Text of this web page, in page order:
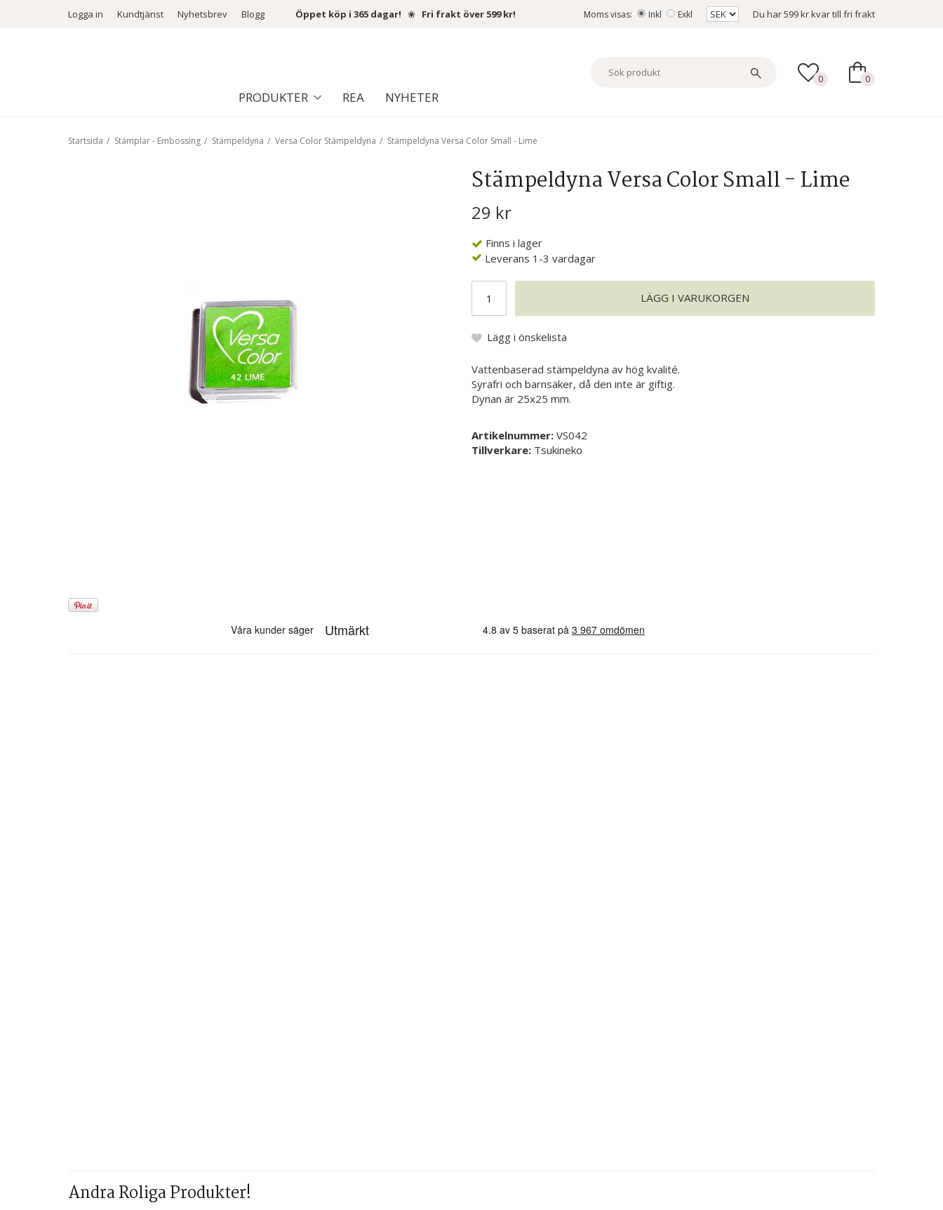
Logga in Kundtjänst Nyhetsbrev Blogg Öppet köp i 365 dagar! ❀ Fri frakt över 599 kr! Moms visas: Inkl Exkl Du har599 krkvar till fri frakt
PRODUKTER REA NYHETER
0 0
Startsida / Stämplar - Embossing / Stämpeldyna / Versa Color Stämpeldyna / Stämpeldyna Versa Color Small - Lime
Stämpeldyna Versa Color Small - Lime
29 kr
Finns i lager
Leverans 1-3 vardagar
LÄGG I VARUKORGEN
Lägg i önskelista
Vattenbaserad stämpeldyna av hög kvalité.
Syrafri och barnsäker, då den inte är giftig.
Dynan är 25x25 mm.
Artikelnummer: VS042
Tillverkare: Tsukineko
Andra Roliga Produkter!